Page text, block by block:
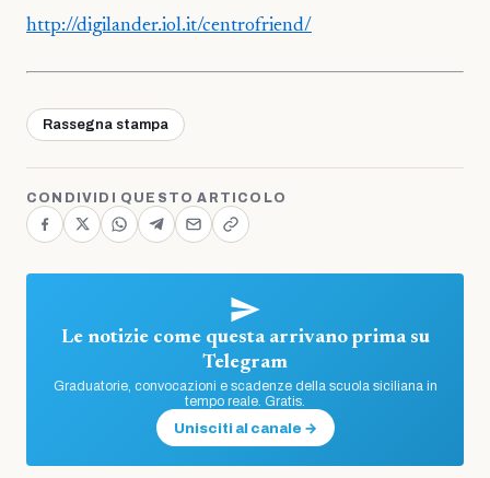
http://digilander.iol.it/centrofriend/
Rassegna stampa
CONDIVIDI QUESTO ARTICOLO
Le notizie come questa arrivano prima su
Telegram
Graduatorie, convocazioni e scadenze della scuola siciliana in
tempo reale. Gratis.
Unisciti al canale →